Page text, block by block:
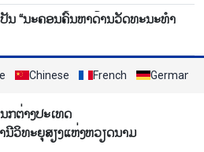
ປັນ “ນະຄອນຄົ້ນຫາດ້ານວັດທະນະທຳ
Chinese French German
ກຕ່າງປະເທດ
ນີວິທະຍຸສຽງແຫ່ງຫວຽດນາມ